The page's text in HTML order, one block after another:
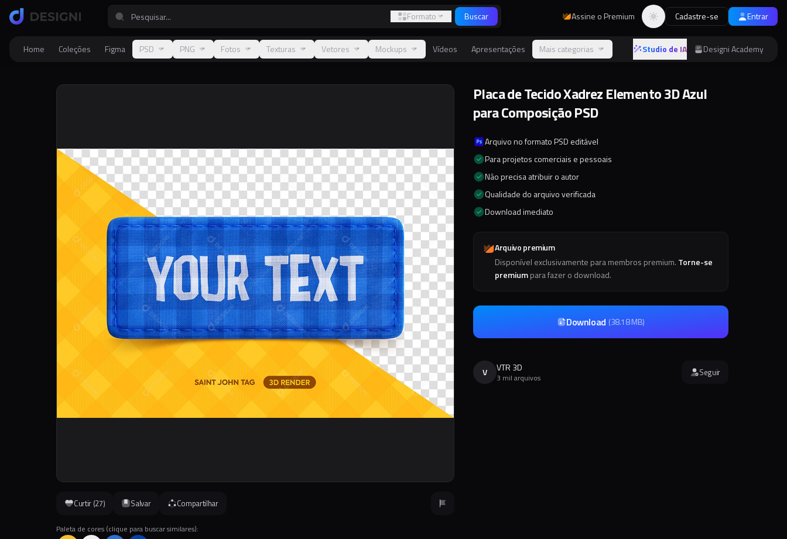
Formato Buscar Assine o Premium Alternar tema
Cadastre-se Entrar
Home Coleções Figma PSD PNG Fotos Texturas Vetores Mockups Vídeos Apresentações Mais categorias Studio de IA Designi Academy
Curtir (27) Salvar Compartilhar
Paleta de cores (clique para buscar similares):
Placa de Tecido Xadrez Elemento 3D Azul
para Composição PSD
Arquivo no formato PSD editável
Para projetos comerciais e pessoais
Não precisa atribuir o autor
Qualidade do arquivo verificada
Download imediato
Arquivo premium
Disponível exclusivamente para membros premium. Torne-se
premiumpara fazer o download.
Download (38.18 MB)
V VTR 3D
3 mil arquivos Seguir